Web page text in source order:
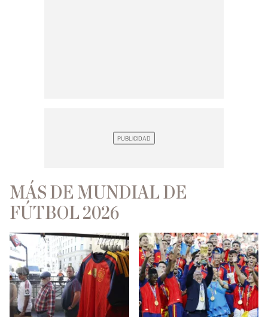
MÁS DE MUNDIAL DE
FÚTBOL 2026